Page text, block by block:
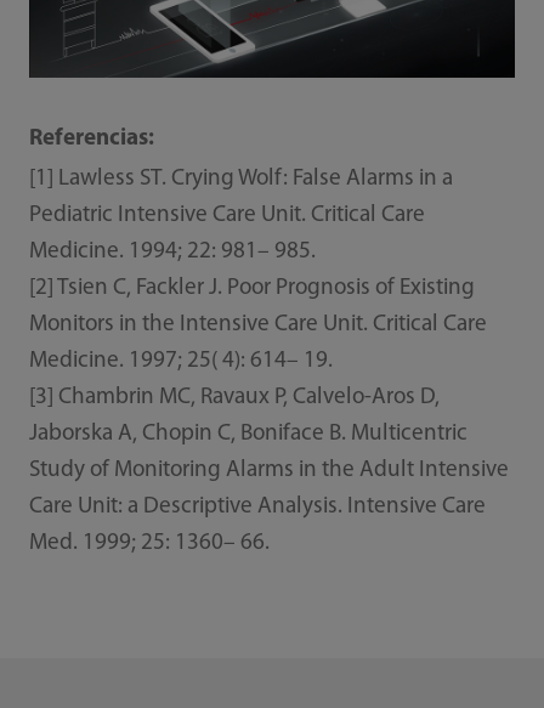
Referencias:
[1] Lawless ST. Crying Wolf: False Alarms in a
Pediatric Intensive Care Unit. Critical Care
Medicine. 1994; 22: 981– 985.
[2] Tsien C, Fackler J. Poor Prognosis of Existing
Monitors in the Intensive Care Unit. Critical Care
Medicine. 1997; 25( 4): 614– 19.
[3] Chambrin MC, Ravaux P, Calvelo-Aros D,
Jaborska A, Chopin C, Boniface B. Multicentric
Study of Monitoring Alarms in the Adult Intensive
Care Unit: a Descriptive Analysis. Intensive Care
Med. 1999; 25: 1360– 66.